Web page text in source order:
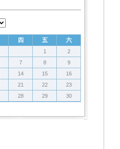
四 五 六
1
2
7 8
9
14 15
16
21 22
23
28 29 30